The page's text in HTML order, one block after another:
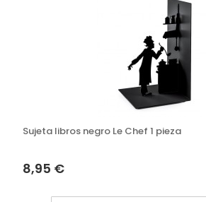
Sujeta libros negro Le Chef 1 pieza
8,95 €